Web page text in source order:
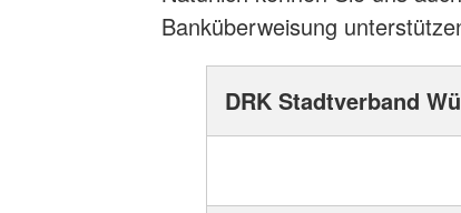
Banküberweisung
DRK Stadtverband